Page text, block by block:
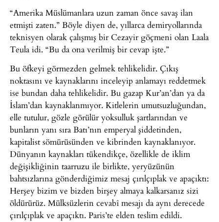
“Amerika Müslümanlara uzun zaman önce savaş ilan
etmişti zaten.” Böyle diyen de, yıllarca demiryollarında
teknisyen olarak çalışmış bir Cezayir göçmeni olan Laala
Teula idi. “Bu da ona verilmiş bir cevap işte.”
Bu öfkeyi görmezden gelmek tehlikelidir. Çıkış
noktasını ve kaynaklarını inceleyip anlamayı reddetmek
ise bundan daha tehlikelidir. Bu gazap Kur’an’dan ya da
İslam’dan kaynaklanmıyor. Kitlelerin umutsuzluğundan,
elle tutulur, gözle görülür yoksulluk şartlarından ve
bunların yanı sıra Batı’nın emperyal şiddetinden,
kapitalist sömürüsünden ve kibrinden kaynaklanıyor.
Dünyanın kaynakları tükendikçe, özellikle de iklim
değişikliğinin taarruzu ile birlikte, yeryüzünün
bahtsızlarına gönderdiğimiz mesaj çırılçıplak ve apaçıktı:
Herşey bizim ve bizden birşey almaya kalkarsanız sizi
öldürürüz. Mülksüzlerin cevabî mesajı da aynı derecede
çırılçıplak ve apaçıktı. Paris’te elden teslim edildi.